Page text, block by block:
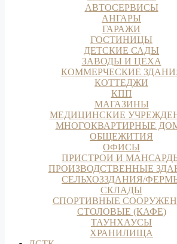
АВТОСЕРВИСЫ
АНГАРЫ
ГАРАЖИ
ГОСТИНИЦЫ
ДЕТСКИЕ САДЫ
ЗАВОДЫ И ЦЕХА
КОММЕРЧЕСКИЕ
КОТТЕДЖИ
КПП
МАГАЗИНЫ
МЕДИЦИНСКИЕ
МНОГОКВАРТИРНЫЕ
ОБЩЕЖИТИЯ
ОФИСЫ
ПРИСТРОИ И
ПРОИЗВОДСТВЕННЫЕ
СЕЛЬХОЗЗДАНИЯ/
СКЛАДЫ
СПОРТИВНЫЕ
СТОЛОВЫЕ (КАФЕ)
ТАУНХАУСЫ
ХРАНИЛИЩА